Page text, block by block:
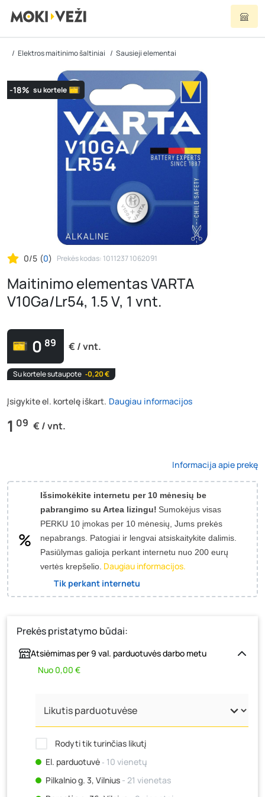
Elektros maitinimo šaltiniai Sausieji elementai
-18% su kortele
0/5 (0) Prekės kodas: 1011237 1062091
Maitinimo elementas VARTA
V10Ga/Lr54, 1.5 V, 1 vnt.
0 89 € / vnt.
Su kortele sutaupote ‐0,20 €
Įsigykite el. kortelę iškart. Daugiau informacijos
1 09 € / vnt.
Informacija apie prekę
Išsimokėkite internetu per 10 mėnesių be
pabrangimo su Artea lizingu! Sumokėjus visas
PERKU 10 įmokas per 10 mėnesių, Jums prekės
nepabrangs. Patogiai ir lengvai atsiskaitykite dalimis.
Pasiūlymas galioja perkant internetu nuo 200 eurų
vertės krepšelio. Daugiau informacijos.
Tik perkant internetu
Prekės pristatymo būdai:
Atsiėmimas per 9 val. parduotuvės darbo metu
Nuo 0,00 €
Rodyti tik turinčias likutį
El. parduotuvė‐ 10 vienetų
Pilkalnio g. 3, Vilnius - 21 vienetas